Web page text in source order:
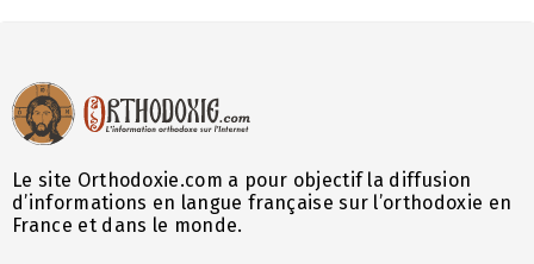
Le site Orthodoxie.com a pour objectif la diffusion
d’informations en langue française sur l’orthodoxie en
France et dans le monde.